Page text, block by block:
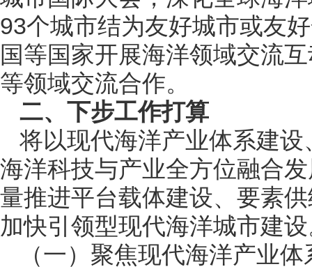
93个城市结为友好城市或友
国等国家开展海洋领域交流
等领域交流合作。
二、下步工作打算
将以现代海洋产业体系建
海洋科技与产业全方位融合
量推进平台载体建设、要素
加快引领型现代海洋城市建
（一）聚焦现代海洋产业